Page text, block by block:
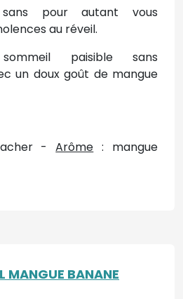
sans pour autant vous
au réveil.
paisible sans
un doux goût de mangue
-Arôme : mangue
MANGUE BANANE